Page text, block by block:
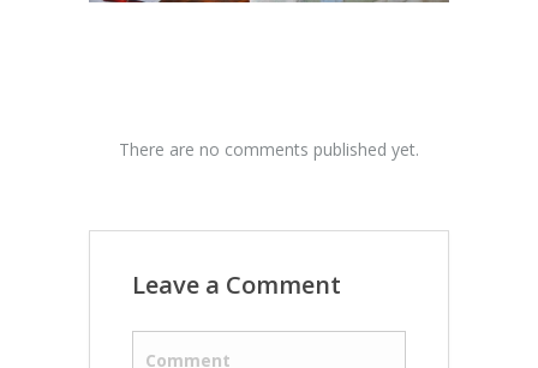
There are no comments published yet.
Leave a Comment